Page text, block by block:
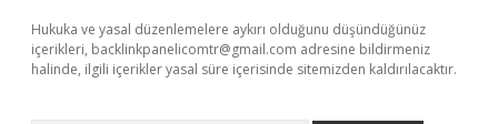
Hukuka ve yasal düzenlemelere aykırı olduğunu düşündüğünüz
içerikleri, backlinkpanelicomtr@gmail.com adresine bildirmeniz
halinde, ilgili içerikler yasal süre içerisinde sitemizden kaldırılacaktır.